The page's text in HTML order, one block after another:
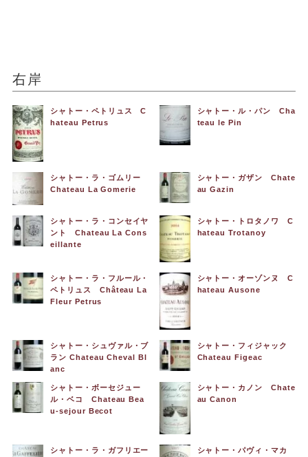
右岸
シャトー・ペトリュス C
hateau Petrus
シャトー・ル・パン Cha
teau le Pin
シャトー・ラ・ゴムリー
Chateau La Gomerie
シャトー・ガザン Chate
au Gazin
シャトー・ラ・コンセイヤ
ント Chateau La Cons
eillante
シャトー・トロタノワ C
hateau Trotanoy
シャトー・ラ・フルール・
ペトリュス Château La
Fleur Petrus
シャトー・オーゾンヌ C
hateau Ausone
シャトー・シュヴァル・ブ
ラン Chateau Cheval Bl
anc
シャトー・フィジャック
Chateau Figeac
シャトー・ボーセジュー
ル・ベコ Chateau Bea
u-sejour Becot
シャトー・カノン Chate
au Canon
シャトー・ラ・ガフリエー
シャトー・パヴィ・マカ